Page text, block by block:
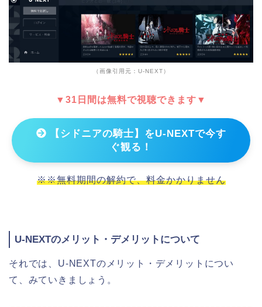
（画像引用元：U-NEXT）
▼31日間は無料で視聴できます▼
【シドニアの騎士】をU-NEXTで今す
ぐ観る！
※※無料期間の解約で、料金かかりません
U-NEXTのメリット・デメリットについて
それでは、U-NEXTのメリット・デメリットについ
て、みていきましょう。